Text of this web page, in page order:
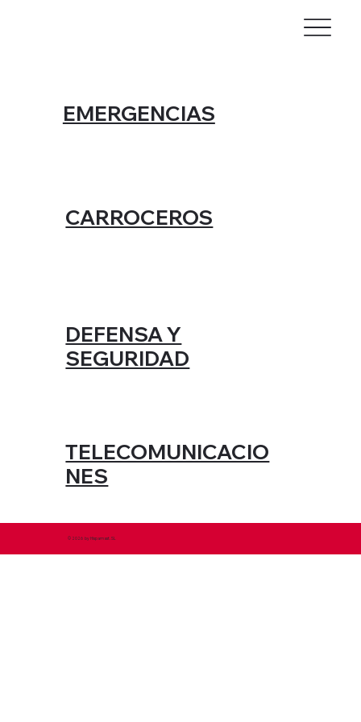
EMERGENCIAS
CARROCEROS
DEFENSA Y
SEGURIDAD
TELECOMUNICACIO
NES
© 2026 by Hispamast. SL